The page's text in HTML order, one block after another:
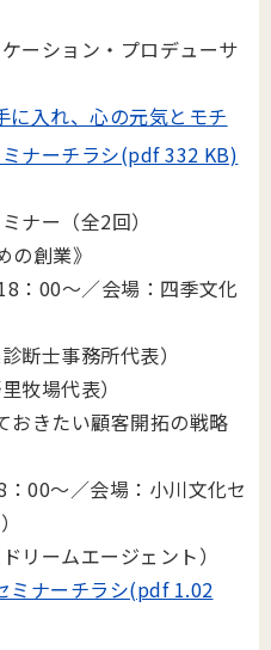
ーション・プロデューサ
に入れ、心の元気とモチ
ナーチラシ(pdf 332 KB)
ナー（全2回）
の創業》
：00～／会場：四季文化
断士事務所代表）
牧場代表）
おきたい顧客開拓の戦略
00～／会場：小川文化セ
リームエージェント）
ミナーチラシ(pdf 1.02